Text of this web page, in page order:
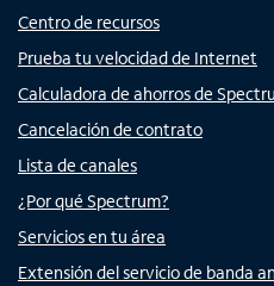
Centro de recursos
Prueba tu velocidad de Internet
Calculadora de ahorros de
Cancelación de contrato
Lista de canales
¿Por qué Spectrum?
Servicios en tu área
Extensión del servicio de banda